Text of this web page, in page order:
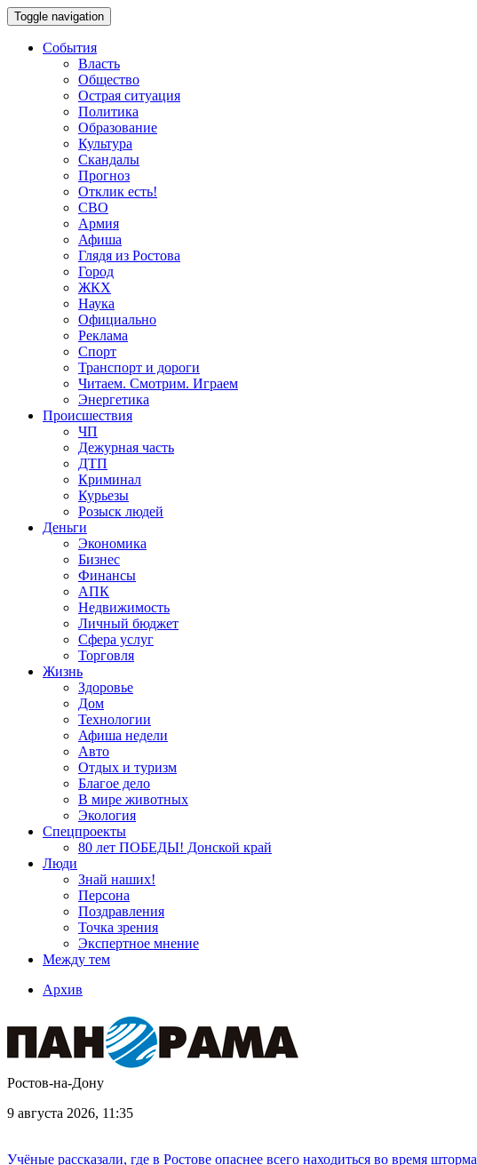
Toggle navigation
События
Власть
Общество
Острая ситуация
Политика
Образование
Культура
Скандалы
Прогноз
Отклик есть!
СВО
Армия
Афиша
Глядя из Ростова
Город
ЖКХ
Наука
Официально
Реклама
Спорт
Транспорт и дороги
Читаем. Смотрим. Играем
Энергетика
Происшествия
ЧП
Дежурная часть
ДТП
Криминал
Курьезы
Розыск людей
Деньги
Экономика
Бизнес
Финансы
АПК
Недвижимость
Личный бюджет
Сфера услуг
Торговля
Жизнь
Здоровье
Дом
Технологии
Афиша недели
Авто
Отдых и туризм
Благое дело
В мире животных
Экология
Спецпроекты
80 лет ПОБЕДЫ! Донской край
Люди
Знай наших!
Персона
Поздравления
Точка зрения
Экспертное мнение
Между тем
Архив
Ростов-на-Дону
9 августа 2026, 11:35
Учёные рассказали, где в Ростове опаснее всего находиться во время шторма